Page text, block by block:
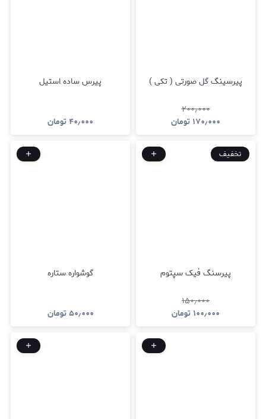
پیرسینگ گل صورتی ( تکی )
۲۰۰٫۰۰۰
۱۷۰٫۰۰۰ تومان
پیرس ساده استیل
۴۰٫۰۰۰ تومان
تخفیف
پیرسنگ فیک سپتوم
۱۵۰٫۰۰۰
۱۰۰٫۰۰۰ تومان
گوشواره ستاره
۵۰٫۰۰۰تومان